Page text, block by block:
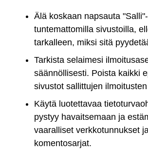
Älä koskaan napsauta
tuntemattomilla sivustoilla,
tarkalleen, miksi sitä
Tarkista selaimesi
säännöllisesti. Poista kaikki
sivustot sallittujen
Käytä luotettavaa
pystyy havaitsemaan ja
vaaralliset verkkotunnukset
komentosarjat.